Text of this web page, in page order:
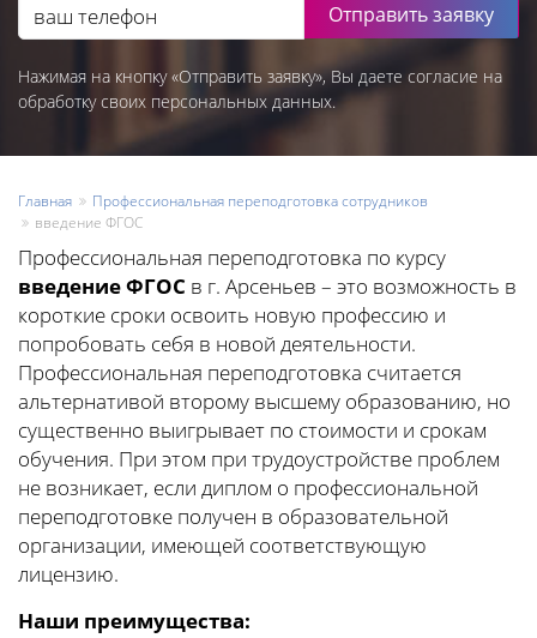
Отправить заявку
Нажимая на кнопку «Отправить заявку», Вы даете согласие на
обработку своих персональных данных.
Главная
Профессиональная переподготовка сотрудников
введение ФГОС
Профессиональная переподготовка по курсу
введение ФГОС в г. Арсеньев – это возможность в
короткие сроки освоить новую профессию и
попробовать себя в новой деятельности.
Профессиональная переподготовка считается
альтернативой второму высшему образованию, но
существенно выигрывает по стоимости и срокам
обучения. При этом при трудоустройстве проблем
не возникает, если диплом о профессиональной
переподготовке получен в образовательной
организации, имеющей соответствующую
лицензию.
Наши преимущества: